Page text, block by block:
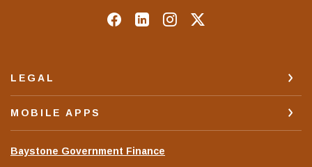
LEGAL
MOBILE APPS
Baystone Government Finance